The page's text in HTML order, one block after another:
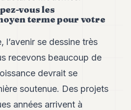
vous les
terme pour votre
l’avenir se dessine très
recevons beaucoup de
devrait se
soutenue. Des projets
années arrivent à